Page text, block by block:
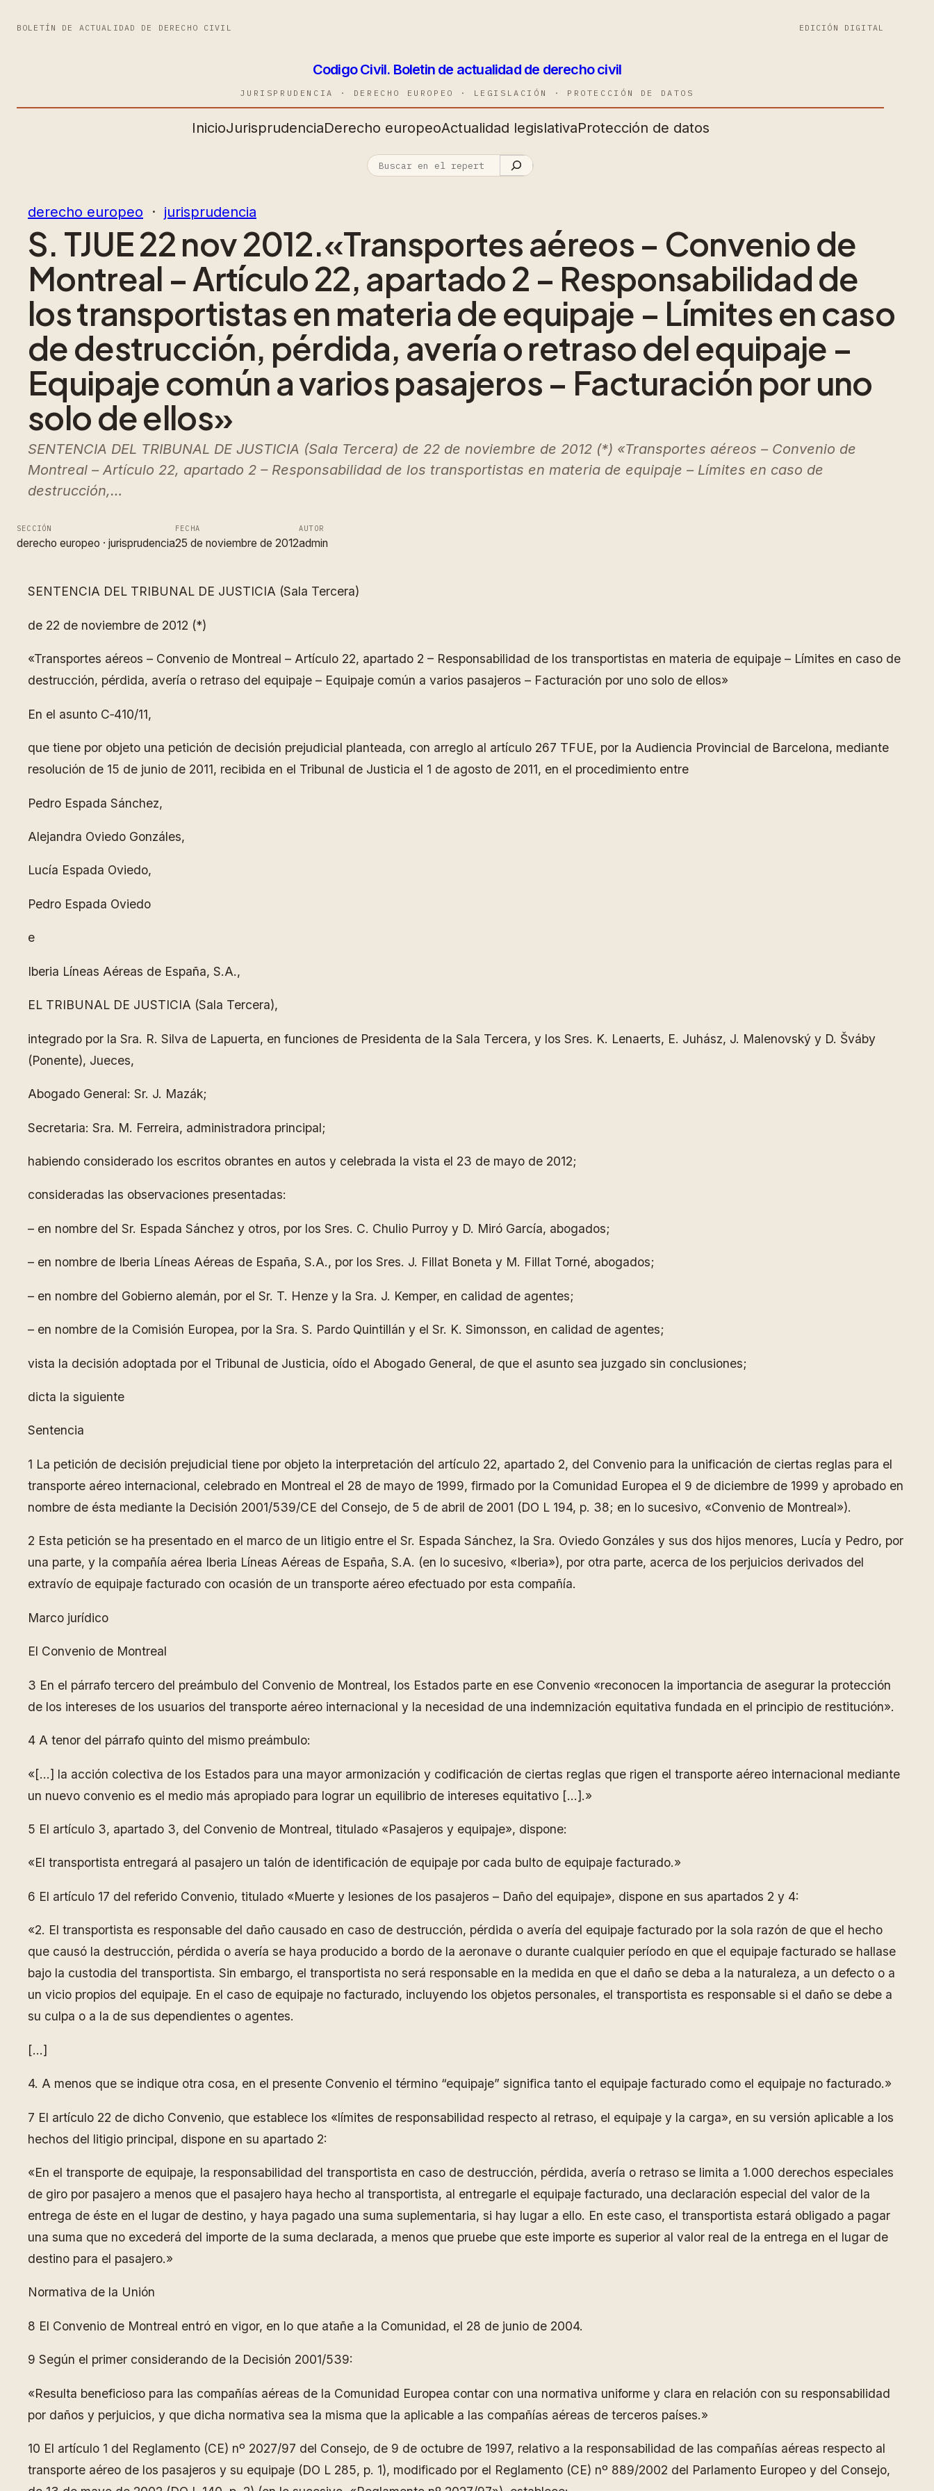
BOLETÍN DE ACTUALIDAD DE DERECHO CIVIL EDICIÓN DIGITAL
Codigo Civil. Boletin de actualidad de derecho civil
JURISPRUDENCIA · DERECHO EUROPEO · LEGISLACIÓN · PROTECCIÓN DE DATOS
InicioJurisprudenciaDerecho europeoActualidad legislativaProtección de datos
derecho europeo
  ·
jurisprudencia
S. TJUE 22 nov 2012.«Transportes aéreos – Convenio de
Montreal – Artículo 22, apartado 2 – Responsabilidad de
los transportistas en materia de equipaje – Límites en caso
de destrucción, pérdida, avería o retraso del equipaje –
Equipaje común a varios pasajeros – Facturación por uno
solo de ellos»
SENTENCIA DEL TRIBUNAL DE JUSTICIA (Sala Tercera) de 22 de noviembre de 2012 (*) «Transportes aéreos – Convenio de
Montreal – Artículo 22, apartado 2 – Responsabilidad de los transportistas en materia de equipaje – Límites en caso de
destrucción,…
SECCIÓN
derecho europeo · jurisprudencia
FECHA
25 de noviembre de 2012
AUTOR
admin
SENTENCIA DEL TRIBUNAL DE JUSTICIA (Sala Tercera)
de 22 de noviembre de 2012 (*)
«Transportes aéreos – Convenio de Montreal – Artículo 22, apartado 2 – Responsabilidad de los transportistas en materia de equipaje – Límites en caso de
destrucción, pérdida, avería o retraso del equipaje – Equipaje común a varios pasajeros – Facturación por uno solo de ellos»
En el asunto C‑410/11,
que tiene por objeto una petición de decisión prejudicial planteada, con arreglo al artículo 267 TFUE, por la Audiencia Provincial de Barcelona, mediante
resolución de 15 de junio de 2011, recibida en el Tribunal de Justicia el 1 de agosto de 2011, en el procedimiento entre
Pedro Espada Sánchez,
Alejandra Oviedo Gonzáles,
Lucía Espada Oviedo,
Pedro Espada Oviedo
e
Iberia Líneas Aéreas de España, S.A.,
EL TRIBUNAL DE JUSTICIA (Sala Tercera),
integrado por la Sra. R. Silva de Lapuerta, en funciones de Presidenta de la Sala Tercera, y los Sres. K. Lenaerts, E. Juhász, J. Malenovský y D. Šváby
(Ponente), Jueces,
Abogado General: Sr. J. Mazák;
Secretaria: Sra. M. Ferreira, administradora principal;
habiendo considerado los escritos obrantes en autos y celebrada la vista el 23 de mayo de 2012;
consideradas las observaciones presentadas:
– en nombre del Sr. Espada Sánchez y otros, por los Sres. C. Chulio Purroy y D. Miró García, abogados;
– en nombre de Iberia Líneas Aéreas de España, S.A., por los Sres. J. Fillat Boneta y M. Fillat Torné, abogados;
– en nombre del Gobierno alemán, por el Sr. T. Henze y la Sra. J. Kemper, en calidad de agentes;
– en nombre de la Comisión Europea, por la Sra. S. Pardo Quintillán y el Sr. K. Simonsson, en calidad de agentes;
vista la decisión adoptada por el Tribunal de Justicia, oído el Abogado General, de que el asunto sea juzgado sin conclusiones;
dicta la siguiente
Sentencia
1 La petición de decisión prejudicial tiene por objeto la interpretación del artículo 22, apartado 2, del Convenio para la unificación de ciertas reglas para el
transporte aéreo internacional, celebrado en Montreal el 28 de mayo de 1999, firmado por la Comunidad Europea el 9 de diciembre de 1999 y aprobado en
nombre de ésta mediante la Decisión 2001/539/CE del Consejo, de 5 de abril de 2001 (DO L 194, p. 38; en lo sucesivo, «Convenio de Montreal»).
2 Esta petición se ha presentado en el marco de un litigio entre el Sr. Espada Sánchez, la Sra. Oviedo Gonzáles y sus dos hijos menores, Lucía y Pedro, por
una parte, y la compañía aérea Iberia Líneas Aéreas de España, S.A. (en lo sucesivo, «Iberia»), por otra parte, acerca de los perjuicios derivados del
extravío de equipaje facturado con ocasión de un transporte aéreo efectuado por esta compañía.
Marco jurídico
El Convenio de Montreal
3 En el párrafo tercero del preámbulo del Convenio de Montreal, los Estados parte en ese Convenio «reconocen la importancia de asegurar la protección
de los intereses de los usuarios del transporte aéreo internacional y la necesidad de una indemnización equitativa fundada en el principio de restitución».
4 A tenor del párrafo quinto del mismo preámbulo:
«[…] la acción colectiva de los Estados para una mayor armonización y codificación de ciertas reglas que rigen el transporte aéreo internacional mediante
un nuevo convenio es el medio más apropiado para lograr un equilibrio de intereses equitativo […].»
5 El artículo 3, apartado 3, del Convenio de Montreal, titulado «Pasajeros y equipaje», dispone:
«El transportista entregará al pasajero un talón de identificación de equipaje por cada bulto de equipaje facturado.»
6 El artículo 17 del referido Convenio, titulado «Muerte y lesiones de los pasajeros – Daño del equipaje», dispone en sus apartados 2 y 4:
«2. El transportista es responsable del daño causado en caso de destrucción, pérdida o avería del equipaje facturado por la sola razón de que el hecho
que causó la destrucción, pérdida o avería se haya producido a bordo de la aeronave o durante cualquier período en que el equipaje facturado se hallase
bajo la custodia del transportista. Sin embargo, el transportista no será responsable en la medida en que el daño se deba a la naturaleza, a un defecto o a
un vicio propios del equipaje. En el caso de equipaje no facturado, incluyendo los objetos personales, el transportista es responsable si el daño se debe a
su culpa o a la de sus dependientes o agentes.
[…]
4. A menos que se indique otra cosa, en el presente Convenio el término “equipaje” significa tanto el equipaje facturado como el equipaje no facturado.»
7 El artículo 22 de dicho Convenio, que establece los «límites de responsabilidad respecto al retraso, el equipaje y la carga», en su versión aplicable a los
hechos del litigio principal, dispone en su apartado 2:
«En el transporte de equipaje, la responsabilidad del transportista en caso de destrucción, pérdida, avería o retraso se limita a 1.000 derechos especiales
de giro por pasajero a menos que el pasajero haya hecho al transportista, al entregarle el equipaje facturado, una declaración especial del valor de la
entrega de éste en el lugar de destino, y haya pagado una suma suplementaria, si hay lugar a ello. En este caso, el transportista estará obligado a pagar
una suma que no excederá del importe de la suma declarada, a menos que pruebe que este importe es superior al valor real de la entrega en el lugar de
destino para el pasajero.»
Normativa de la Unión
8 El Convenio de Montreal entró en vigor, en lo que atañe a la Comunidad, el 28 de junio de 2004.
9 Según el primer considerando de la Decisión 2001/539:
«Resulta beneficioso para las compañías aéreas de la Comunidad Europea contar con una normativa uniforme y clara en relación con su responsabilidad
por daños y perjuicios, y que dicha normativa sea la misma que la aplicable a las compañías aéreas de terceros países.»
10 El artículo 1 del Reglamento (CE) nº 2027/97 del Consejo, de 9 de octubre de 1997, relativo a la responsabilidad de las compañías aéreas respecto al
transporte aéreo de los pasajeros y su equipaje (DO L 285, p. 1), modificado por el Reglamento (CE) nº 889/2002 del Parlamento Europeo y del Consejo,